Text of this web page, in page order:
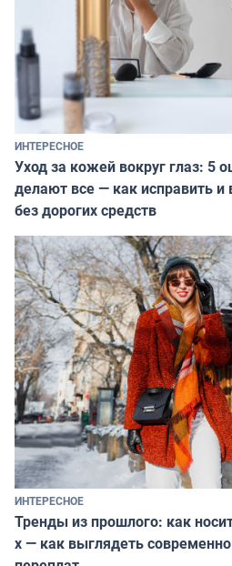
ИНТЕРЕСНОЕ
Уход за кожей вокруг глаз: 5
делают все — как исправить и
без дорогих средств
ИНТЕРЕСНОЕ
Тренды из прошлого: как
х — как выглядеть